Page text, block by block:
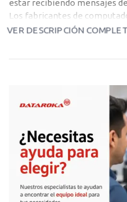
estar recibiendo mensajes
Los fabricantes de
menudo incluyen módulos
capacidad existentes, o
desocupadas.
Especificaciones Técnicas
Característica
Altura del Paquete de Envío
VER DESCRIPCIÓN